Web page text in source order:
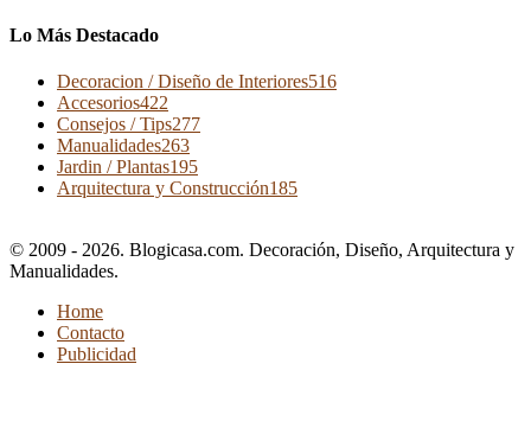
Lo Más Destacado
Decoracion / Diseño de Interiores516
Accesorios422
Consejos / Tips277
Manualidades263
Jardin / Plantas195
Arquitectura y Construcción185
© 2009 - 2026. Blogicasa.com. Decoración, Diseño, Arquitectura y
Manualidades.
Home
Contacto
Publicidad